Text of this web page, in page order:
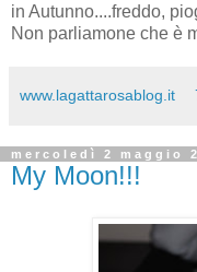
in Autunno....freddo,
Non parliamone che è
www.lagattarosablog.it
mercoledì 2 maggio
My Moon!!!